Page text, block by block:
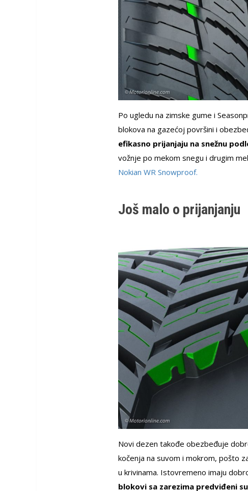
Po ugledu na zimske gume i
blokova na gazećoj površini i
efikasno prijanjaju na snežnu
vožnje po mekom snegu i drugim
Nokian WR Snowproof.
Još malo o prijanjanju
Novi dezen takođe obezbeđuje
kočenja na suvom i mokrom, pošto
u krivinama. Istovremeno imaju
blokovi sa zarezima predviđeni